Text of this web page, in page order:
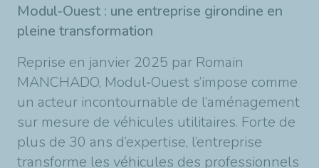
Modul‑Ouest : une entreprise girondine en
pleine transformation
Reprise en janvier 2025 par Romain
MANCHADO, Modul‑Ouest s’impose comme
un acteur incontournable de l’aménagement
sur mesure de véhicules utilitaires. Forte de
plus de 30 ans d’expertise, l’entreprise
transforme les véhicules des professionnels